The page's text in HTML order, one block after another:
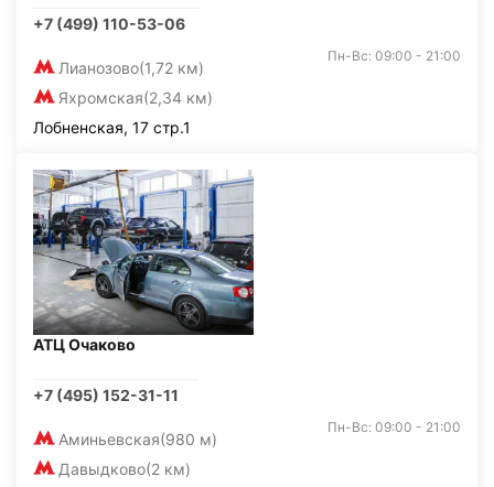
+7 (499) 110-53-06
Лианозово(1,72 км)
Яхромская(2,34 км)
Пн-Вс: 09:00 - 21:00
Лобненская, 17 стр.1
АТЦ Очаково
+7 (495) 152-31-11
Аминьевская(980 м)
Давыдково(2 км)
Пн-Вс: 09:00 - 21:00